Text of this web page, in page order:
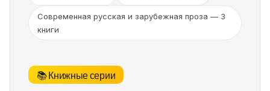
Современная русская и зарубежная проза — 3
книги
📚 Книжные серии